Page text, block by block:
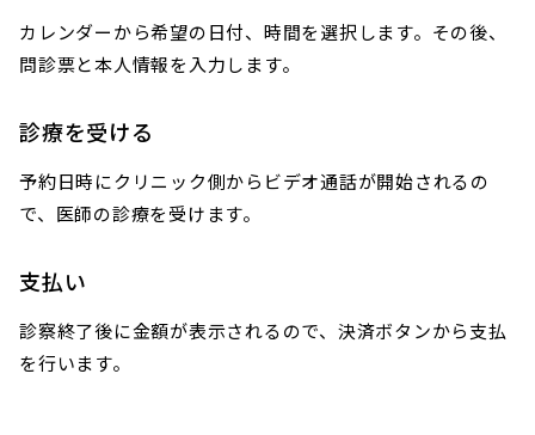
カレンダーから希望の日付、時間を選択します。その後、
問診票と本人情報を入力します。
診療を受ける
予約日時にクリニック側からビデオ通話が開始されるの
で、医師の診療を受けます。
支払い
診察終了後に金額が表示されるので、決済ボタンから支払
を行います。